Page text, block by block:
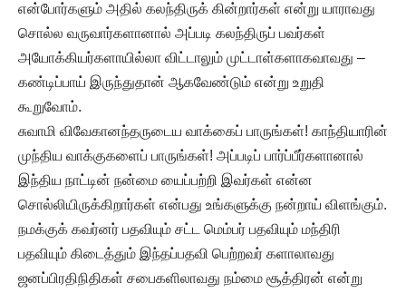
என்போர்களும் அதில் கலந்திருக் கின்றார்கள் என்று யாராவது
சொல்ல வருவார்களானால் அப்படி கலந்திருப் பவர்கள்
அயோக்கியர்களாயில்லா விட்டாலும் முட்டாள்களாகவாவது –
கண்டிப்பாய் இருந்துதான் ஆகவேண்டும் என்று உறுதி
கூறுவோம்.
சுவாமி விவேகானந்தருடைய வாக்கைப் பாருங்கள்! காந்தியாரின்
முந்திய வாக்குகளைப் பாருங்கள்! அப்படிப் பார்ப்பீர்களானால்
இந்திய நாட்டின் நன்மை யைப்பற்றி இவர்கள் என்ன
சொல்லியிருக்கிறார்கள் என்பது உங்களுக்கு நன்றாய் விளங்கும்.
நமக்குக் கவர்னர் பதவியும் சட்ட மெம்பர் பதவியும் மந்திரி
பதவியும் கிடைத்தும் இந்தப்பதவி பெற்றவர் களாலாவது
ஜனப்பிரதிநிதிகள் சபைகளிலாவது நம்மை சூத்திரன் என்று